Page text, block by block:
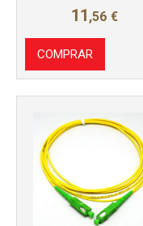
11 ,56 €
COMPRAR